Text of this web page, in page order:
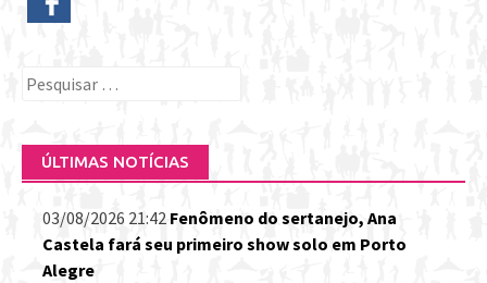
Pesquisar
ÚLTIMAS NOTÍCIAS
03/08/2026 21:42 Fenômeno do sertanejo, Ana
Castela fará seu primeiro show solo em Porto
Alegre